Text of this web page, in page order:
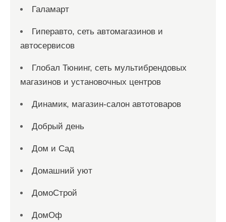
Галамарт
Гиперавто, сеть автомагазинов и
автосервисов
Глобал Тюнинг, сеть мультибрендовых
магазинов и установочных центров
Динамик, магазин-салон автотоваров
Добрый день
Дом и Сад
Домашний уют
ДомоСтрой
ДомОф